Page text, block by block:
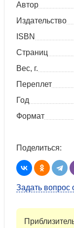
Автор
Издательство
ISBN
Страниц
Вес, г.
Переплет
Год
Формат
Поделиться:
Задать вопрос